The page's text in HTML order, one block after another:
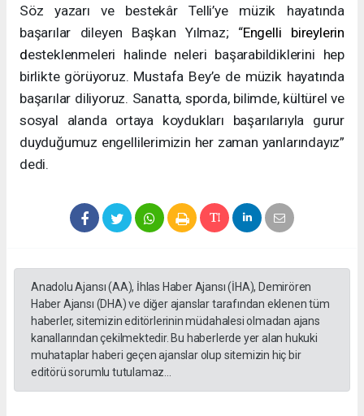
Söz yazarı ve bestekâr Telli’ye müzik hayatında
başarılar dileyen Başkan Yılmaz; “Engelli bireylerin
desteklenmeleri halinde neleri başarabildiklerini hep
birlikte görüyoruz. Mustafa Bey’e de müzik hayatında
başarılar diliyoruz. Sanatta, sporda, bilimde, kültürel ve
sosyal alanda ortaya koydukları başarılarıyla gurur
duyduğumuz engellilerimizin her zaman yanlarındayız”
dedi.
Anadolu Ajansı (AA), İhlas Haber Ajansı (İHA), Demirören
Haber Ajansı (DHA) ve diğer ajanslar tarafından eklenen tüm
haberler, sitemizin editörlerinin müdahalesi olmadan ajans
kanallarından çekilmektedir. Bu haberlerde yer alan hukuki
muhataplar haberi geçen ajanslar olup sitemizin hiç bir
editörü sorumlu tutulamaz...